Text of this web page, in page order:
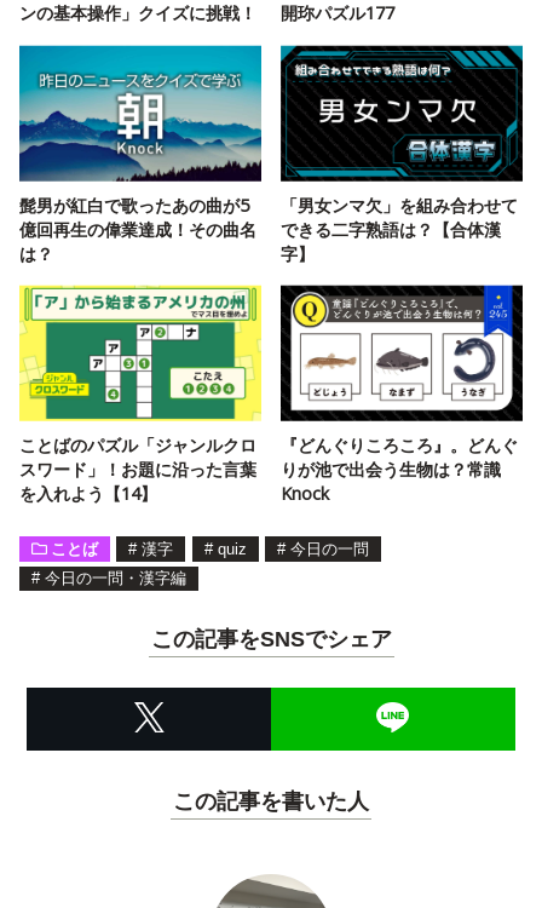
ンの基本操作」クイズに挑戦！
開珎パズル177
髭男が紅白で歌ったあの曲が5
億回再生の偉業達成！その曲名
は？
「男女ンマ欠」を組み合わせて
できる二字熟語は？【合体漢
字】
ことばのパズル「ジャンルクロ
スワード」！お題に沿った言葉
を入れよう【14】
『どんぐりころころ』。どんぐ
りが池で出会う生物は？常識
Knock
ことば # 漢字 # quiz # 今日の一問
# 今日の一問・漢字編
この記事をSNSでシェア
この記事を書いた人